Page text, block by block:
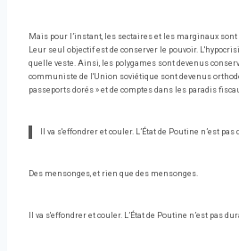
Mais pour l’instant, les sectaires et les marginaux sont
Leur seul objectif est de conserver le pouvoir.
quelle veste. Ainsi, les polygames sont devenus
communiste de l'Union soviétique sont devenus
passeports dorés » et de comptes dans les paradis
Il va s'effondrer et couler. L’État de Poutine n’est
Des mensonges, et rien que des mensonges.
Il va s'effondrer et couler. L’État de Poutine n’est pas